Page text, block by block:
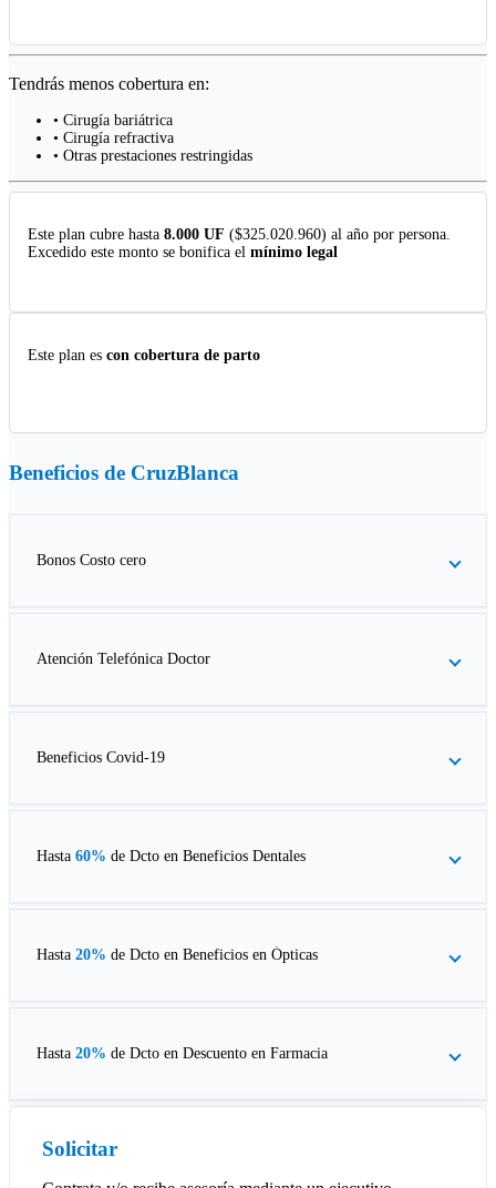
Tendrás menos cobertura en:
• Cirugía bariátrica
• Cirugía refractiva
• Otras prestaciones restringidas
Este plan cubre hasta 8.000 UF ($325.020.960) al año por persona.
Excedido este monto se bonifica el mínimo legal
Este plan es con cobertura de parto
Beneficios de CruzBlanca
Bonos Costo cero
Atención Telefónica Doctor
Beneficios Covid-19
Hasta 60% de Dcto en Beneficios Dentales
Hasta 20% de Dcto en Beneficios en Ópticas
Hasta 20% de Dcto en Descuento en Farmacia
Solicitar